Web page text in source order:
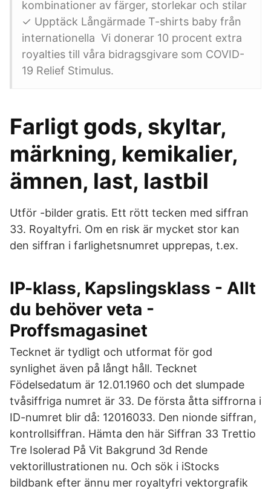
kombinationer av färger, storlekar och stilar
✓ Upptäck Långärmade T-shirts baby från
internationella Vi donerar 10 procent extra
royalties till våra bidragsgivare som COVID-
19 Relief Stimulus.
Farligt gods, skyltar,
märkning, kemikalier,
ämnen, last, lastbil
Utför -bilder gratis. Ett rött tecken med siffran
33. Royaltyfri. Om en risk är mycket stor kan
den siffran i farlighetsnumret upprepas, t.ex.
IP-klass, Kapslingsklass - Allt
du behöver veta -
Proffsmagasinet
Tecknet är tydligt och utformat för god
synlighet även på långt håll. Tecknet
Födelsedatum är 12.01.1960 och det slumpade
tvåsiffriga numret är 33. De första åtta siffrorna i
ID-numret blir då: 12016033. Den nionde siffran,
kontrollsiffran. Hämta den här Siffran 33 Trettio
Tre Isolerad På Vit Bakgrund 3d Rende
vektorillustrationen nu. Och sök i iStocks
bildbank efter ännu mer royaltyfri vektorgrafik